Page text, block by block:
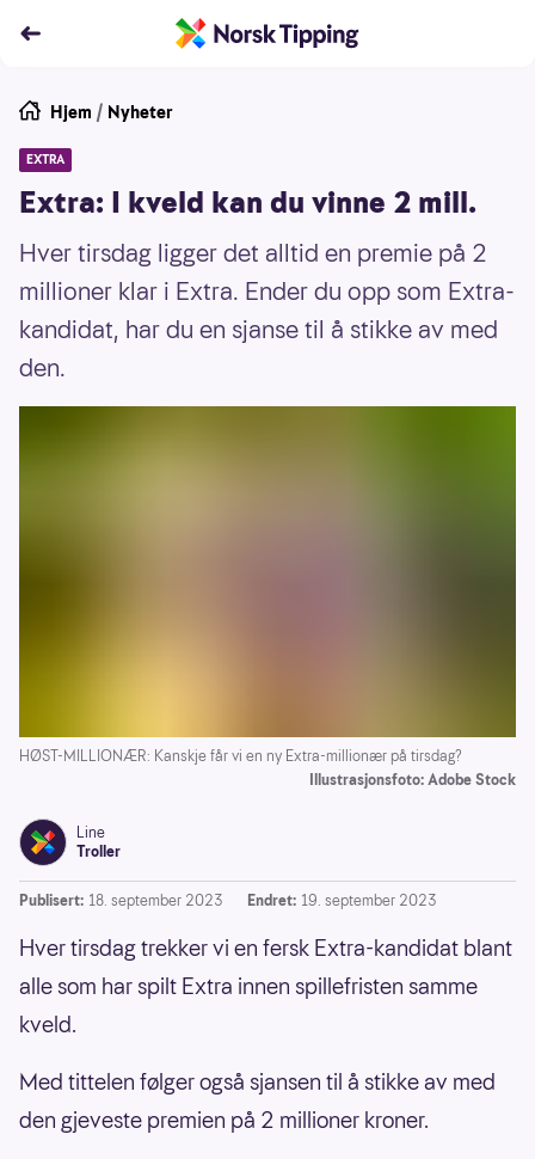
Hjem / Nyheter
EXTRA
Extra: I kveld kan du vinne 2 mill.
Hver tirsdag ligger det alltid en premie på 2
millioner klar i Extra. Ender du opp som Extra-
kandidat, har du en sjanse til å stikke av med
den.
HØST-MILLIONÆR: Kanskje får vi en ny Extra-millionær på tirsdag?
Illustrasjonsfoto: Adobe Stock
Line
Troller
Publisert: 18. september 2023 Endret: 19. september 2023
Hver tirsdag trekker vi en fersk Extra-kandidat blant
alle som har spilt Extra innen spillefristen samme
kveld.
Med tittelen følger også sjansen til å stikke av med
den gjeveste premien på 2 millioner kroner.